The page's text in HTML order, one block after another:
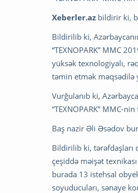
Xeberler.az bildirir ki,
Bildirilib ki,
“TEXNOPARK” MMC
yüksək texnologiyalı,
təmin etmək məqsədilə
Vurğulanıb ki,
“TEXNOPARK” MMC-
Baş nazir Əli Əsədov
Bildirilib ki, tərəfdaşları
çeşiddə məişət
burada 13 istehsal
soyuducuları, sənaye